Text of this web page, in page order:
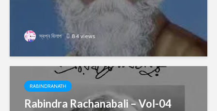
স্বপ্ন বিলাপ 84 views
RABINDRANATH
Rabindra Rachanabali – Vol-04